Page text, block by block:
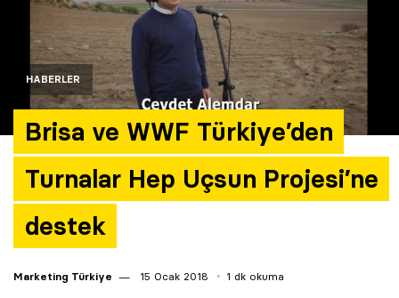
HABERLER
Brisa ve WWF Türkiye’den
Turnalar Hep Uçsun Projesi’ne
destek
Marketing Türkiye 15 Ocak 2018 1 dk okuma